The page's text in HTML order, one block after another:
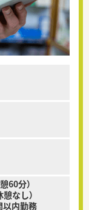
60分）
なし）
以内勤務